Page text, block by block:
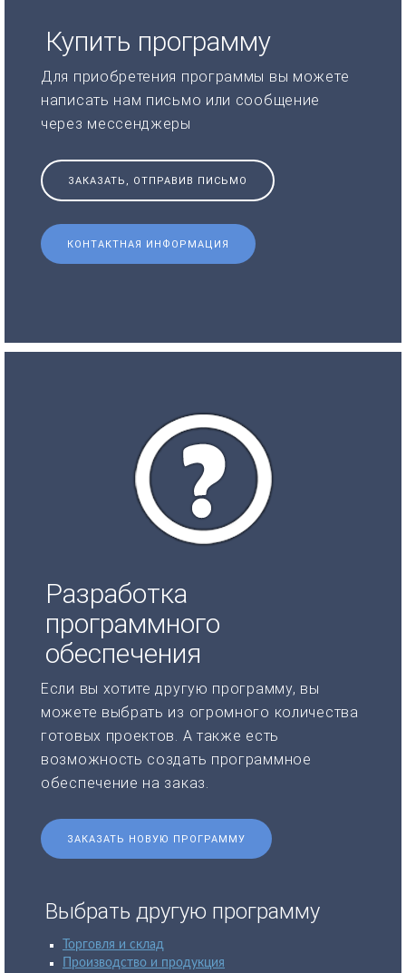
Купить программу
Для приобретения программы вы можете
написать нам письмо или сообщение
через мессенджеры
ЗАКАЗАТЬ, ОТПРАВИВ ПИСЬМО
КОНТАКТНАЯ ИНФОРМАЦИЯ
Разработка
программного
обеспечения
Если вы хотите другую программу, вы
можете выбрать из огромного количества
готовых проектов. А также есть
возможность создать программное
обеспечение на заказ.
ЗАКАЗАТЬ НОВУЮ ПРОГРАММУ
Выбрать другую программу
Торговля и склад
Производство и продукция